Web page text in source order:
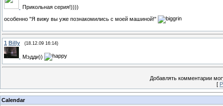
Прикольная серия!))))
особенно "Я вижу вы уже познакомились с моей машиной!"
1 Billy (18.12.09 16:14)
Мэдди))
Добавлять комментарии
[
Calendar